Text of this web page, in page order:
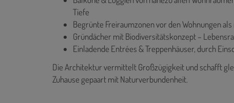
Tiefe
Begrünte Freiraumzonen vor den Wohnungen
Gründächer mit Biodiversitätskonzept –
Einladende Entrées & Treppenhäuser, durch
Die Architektur vermittelt Großzügigkeit und schafft
Zuhause gepaart mit Naturverbundenheit.